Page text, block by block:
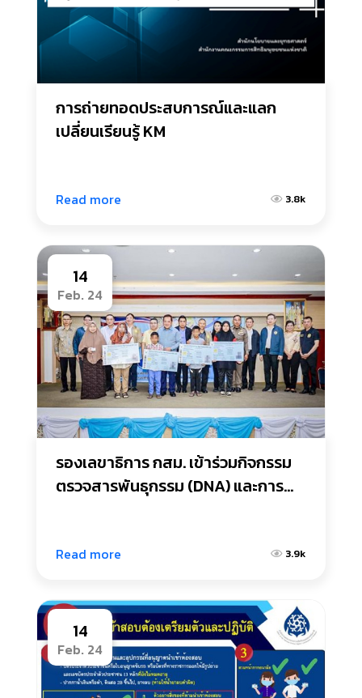
การถ่ายทอดประสบการณ์และแลก
เปลี่ยนเรียนรู้ KM
Read more 3.8k
14
Feb. 24
รองเลขาธิการ กสม. เข้าร่วมกิจกรรม
ตรวจสารพันธุกรรม (DNA) และการ
Read more 3.9k
14
Feb. 24